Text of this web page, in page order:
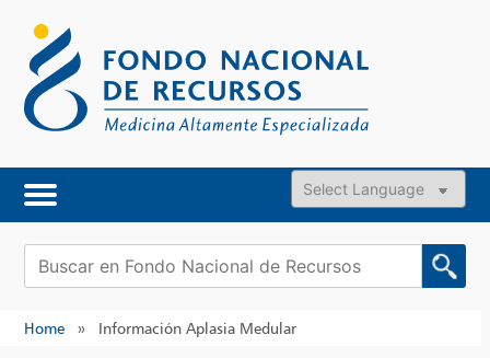
content
Powered by
Buscar:
Home » Información Aplasia Medular